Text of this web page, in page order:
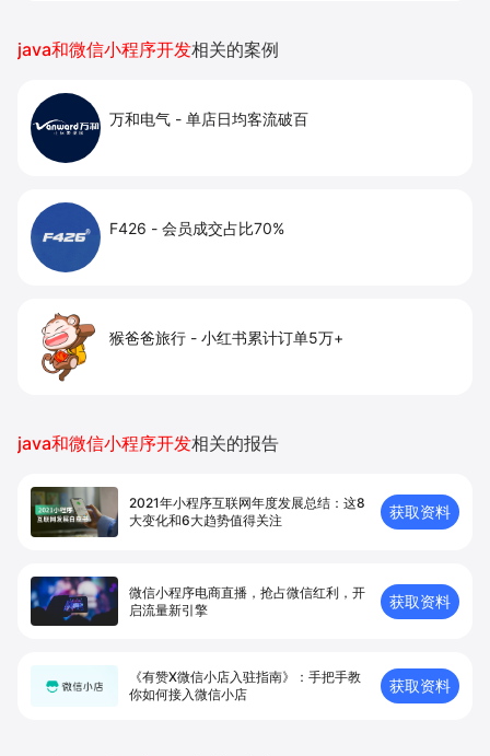
java和微信小程序开发相关的案例
万和电气 - 单店日均客流破百
F426 - 会员成交占比70%
猴爸爸旅行 - 小红书累计订单5万+
java和微信小程序开发相关的报告
2021年小程序互联网年度发展总结：这8
大变化和6大趋势值得关注
获取资料
微信小程序电商直播，抢占微信红利，开
启流量新引擎
获取资料
《有赞X微信小店入驻指南》：手把手教
你如何接入微信小店
获取资料